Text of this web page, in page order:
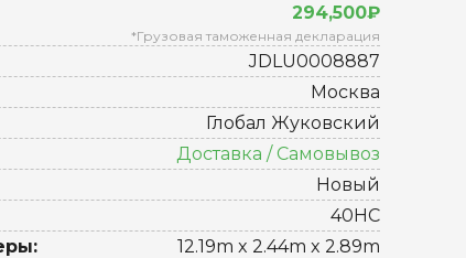
294,500₽
*Грузовая таможенная декларация
JDLU0008887
Москва
Глобал Жуковский
Доставка / Самовывоз
Новый
40HC
12.19m x 2.44m x 2.89m